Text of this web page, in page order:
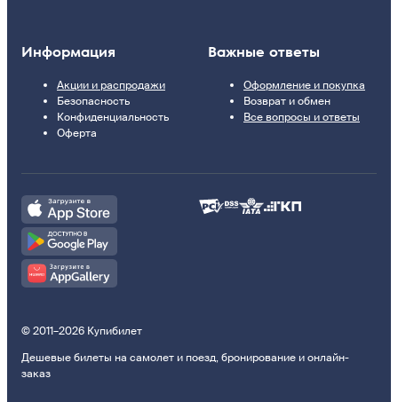
Информация
Акции и распродажи
Безопасность
Конфиденциальность
Оферта
Важные ответы
Оформление и покупка
Возврат и обмен
Все вопросы и ответы
© 2011–2026 Купибилет
Дешевые билеты на самолет и поезд, бронирование и онлайн-
заказ